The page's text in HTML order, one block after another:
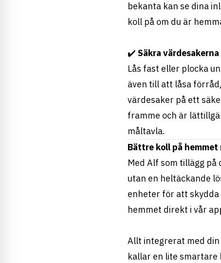
bekanta kan se dina
koll på om du är
✔️ Säkra värdesakerna
Lås fast eller plocka
även till att låsa
värdesaker på ett
framme och är
måltavla.
Bättre koll på hemmet
Med Alf som tillägg
utan en heltäckande
enheter för att
hemmet direkt i vår
Allt integrerat med
kallar en lite smartare